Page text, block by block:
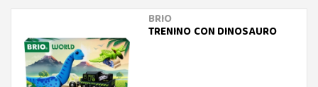
BRIO
TRENINO CON DINOSAURO